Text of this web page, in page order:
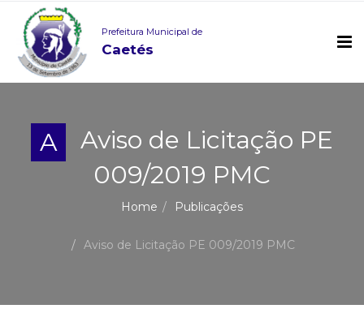
Prefeitura Municipal de
Caetés
A
Aviso de Licitação PE
009/2019 PMC
Home Publicações
Aviso de Licitação PE 009/2019 PMC